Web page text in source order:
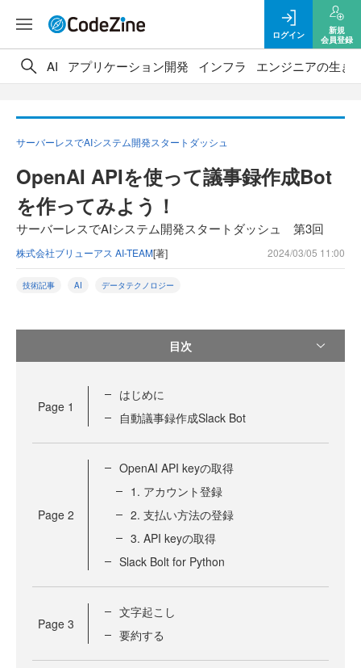
ログイン
新規
会員登録
AI アプリケーション開発 インフラ エンジニアの生き
サーバーレスでAIシステム開発スタートダッシュ
OpenAI APIを使って議事録作成Bot
を作ってみよう！
サーバーレスでAIシステム開発スタートダッシュ 第3回
株式会社ブリューアス AI-TEAM[著] 2024/03/05 11:00
技術記事 AI データテクノロジー
目次
Page 1
はじめに
自動議事録作成Slack Bot
Page 2
OpenAI API keyの取得
1. アカウント登録
2. 支払い方法の登録
3. API keyの取得
Slack Bolt for Python
Page 3
文字起こし
要約する